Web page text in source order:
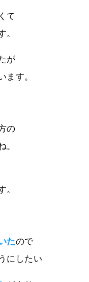
て
。
が
ます。
の
。
。
たので
にしたい